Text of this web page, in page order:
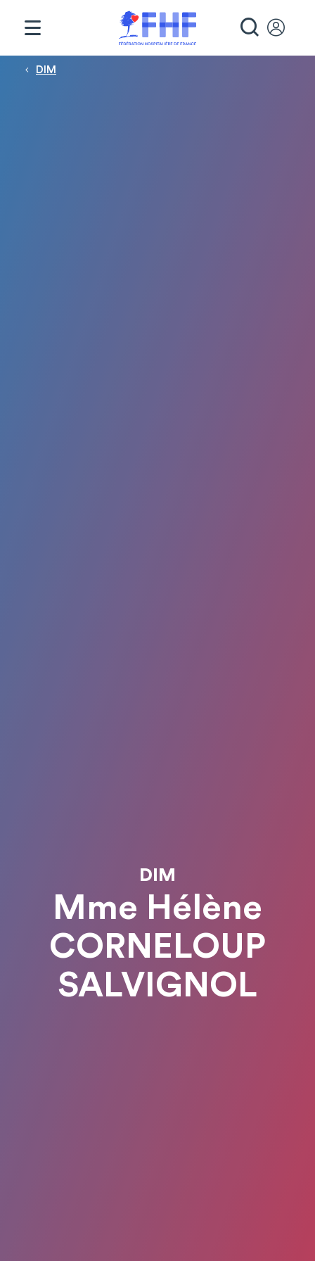
Fil d'Ariane
DIM
DIM
Mme Hélène
CORNELOUP
SALVIGNOL
Panneau de gestion des cookies